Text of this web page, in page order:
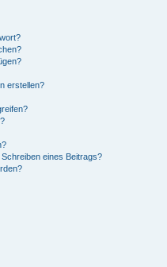
erstellen?
eines Beitrags?